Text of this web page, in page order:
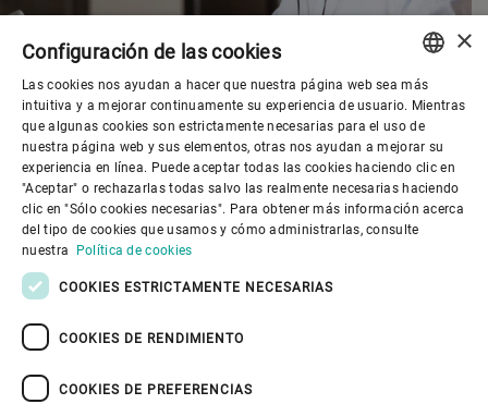
Gobierno corporativo
ENGLISH
SPANISH
GERMAN
FRENCH
×
Configuración de las cookies
Las cookies nos ayudan a hacer que nuestra página web sea más
intuitiva y a mejorar continuamente su experiencia de usuario. Mientras
que algunas cookies son estrictamente necesarias para el uso de
nuestra página web y sus elementos, otras nos ayudan a mejorar su
experiencia en línea. Puede aceptar todas las cookies haciendo clic en
"Aceptar" o rechazarlas todas salvo las realmente necesarias haciendo
clic en "Sólo cookies necesarias". Para obtener más información acerca
del tipo de cookies que usamos y cómo administrarlas, consulte
nuestra Política de cookies
COOKIES ESTRICTAMENTE NECESARIAS
COOKIES DE RENDIMIENTO
COOKIES DE PREFERENCIAS